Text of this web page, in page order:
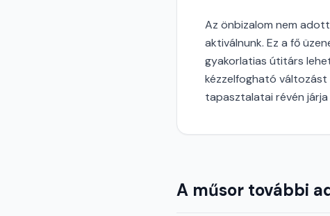
Az önbizalom nem
aktiválnunk. Ez a fő
gyakorlatias útitárs
kézzelfogható változást
tapasztalatai révén járja
A műsor további